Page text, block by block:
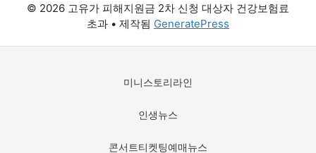
© 2026 고유가 피해지원금 2차 신청 대상자 건강보험료
초과 • 제작됨 GeneratePress
미니스토리라인
인생뉴스
콘서트티켓팅예매뉴스